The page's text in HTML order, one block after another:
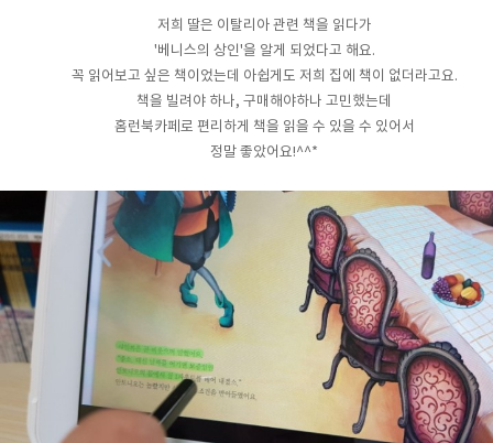
저희 딸은 이탈리아 관련 책을 읽다가
'베니스의 상인'을 알게 되었다고 해요.
꼭 읽어보고 싶은 책이었는데 아쉽게도 저희 집에 책이 없더라고요.
책을 빌려야 하나, 구매해야하나 고민했는데
홈런북카페로 편리하게 책을 읽을 수 있을 수 있어서
정말 좋았어요!^^*